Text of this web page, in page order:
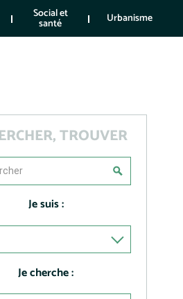
Social et
santé
Urbanisme
TROUVER
Je suis :
Je cherche :